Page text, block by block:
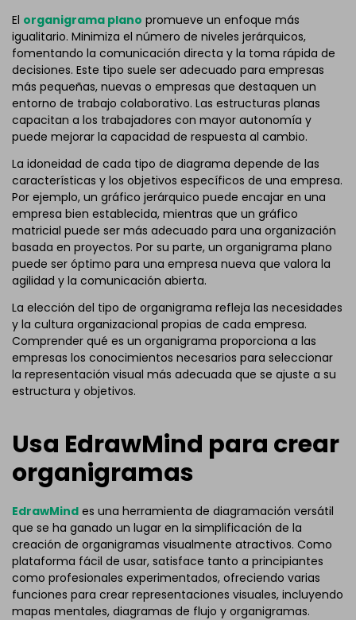
El organigrama plano promueve un enfoque más
igualitario. Minimiza el número de niveles jerárquicos,
fomentando la comunicación directa y la toma rápida de
decisiones. Este tipo suele ser adecuado para empresas
más pequeñas, nuevas o empresas que destaquen un
entorno de trabajo colaborativo. Las estructuras planas
capacitan a los trabajadores con mayor autonomía y
puede mejorar la capacidad de respuesta al cambio.
La idoneidad de cada tipo de diagrama depende de las
características y los objetivos específicos de una empresa.
Por ejemplo, un gráfico jerárquico puede encajar en una
empresa bien establecida, mientras que un gráfico
matricial puede ser más adecuado para una organización
basada en proyectos. Por su parte, un organigrama plano
puede ser óptimo para una empresa nueva que valora la
agilidad y la comunicación abierta.
La elección del tipo de organigrama refleja las necesidades
y la cultura organizacional propias de cada empresa.
Comprender qué es un organigrama proporciona a las
empresas los conocimientos necesarios para seleccionar
la representación visual más adecuada que se ajuste a su
estructura y objetivos.
Usa EdrawMind para crear
organigramas
EdrawMind es una herramienta de diagramación versátil
que se ha ganado un lugar en la simplificación de la
creación de organigramas visualmente atractivos. Como
plataforma fácil de usar, satisface tanto a principiantes
como profesionales experimentados, ofreciendo varias
funciones para crear representaciones visuales, incluyendo
mapas mentales, diagramas de flujo y organigramas.